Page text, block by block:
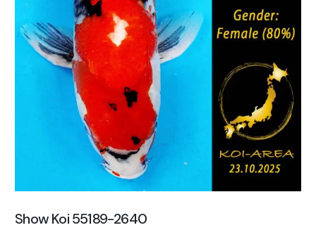
Show Koi 55189-2640